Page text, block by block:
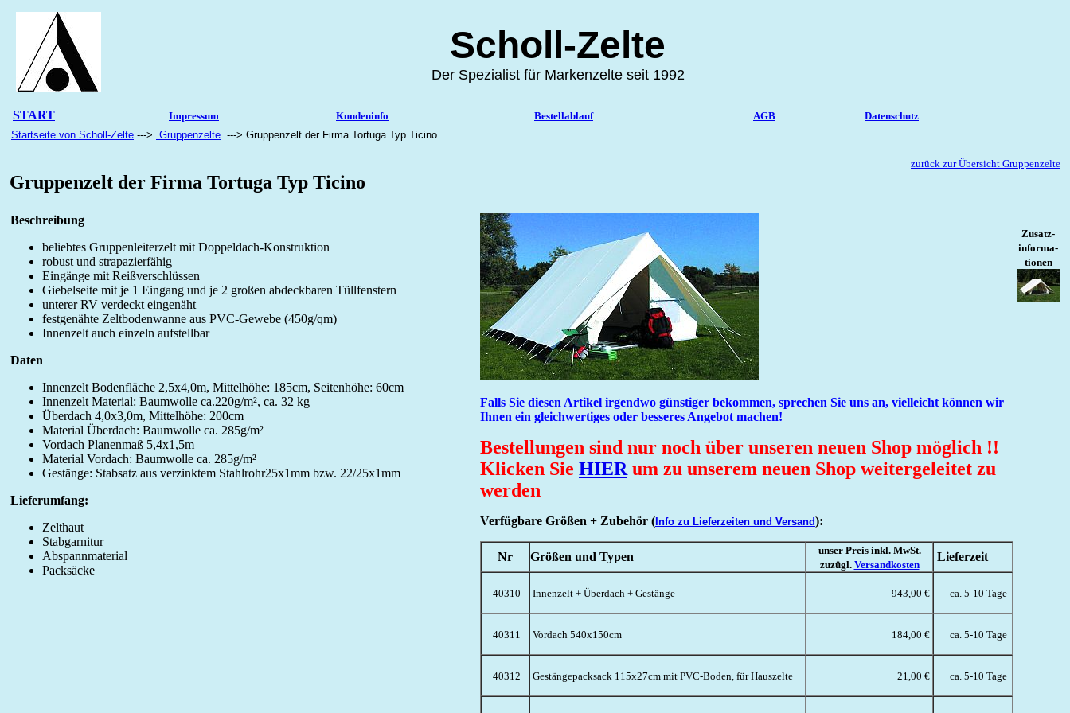
Scholl-Zelte
Der Spezialist für Markenzelte seit 1992
START Impressum Kundeninfo Bestellablauf AGB
Datenschutz
Startseite von Scholl-Zelte ---> Gruppenzelte ---> Gruppenzelt der Firma Tortuga Typ Ticino
Gruppenzelt der Firma Tortuga Typ Ticino
zurück zur Übersicht Gruppenzelte
Beschreibung
beliebtes Gruppenleiterzelt mit Doppeldach-Konstruktion
robust und strapazierfähig
Eingänge mit Reißverschlüssen
Giebelseite mit je 1 Eingang und je 2 großen abdeckbaren Tüllfenstern
unterer RV verdeckt eingenäht
festgenähte Zeltbodenwanne aus PVC-Gewebe (450g/qm)
Innenzelt auch einzeln aufstellbar
Daten
Innenzelt Bodenfläche 2,5x4,0m, Mittelhöhe: 185cm, Seitenhöhe: 60cm
Innenzelt Material: Baumwolle ca.220g/m², ca. 32 kg
Überdach 4,0x3,0m, Mittelhöhe: 200cm
Material Überdach: Baumwolle ca. 285g/m²
Vordach Planenmaß 5,4x1,5m
Material Vordach: Baumwolle ca. 285g/m²
Gestänge: Stabsatz aus verzinktem Stahlrohr25x1mm bzw. 22/25x1mm
Lieferumfang:
Zelthaut
Stabgarnitur
Abspannmaterial
Packsäcke
Falls Sie diesen Artikel irgendwo günstiger bekommen, sprechen Sie uns an, vielleicht können wir
Ihnen ein gleichwertiges oder besseres Angebot machen!
Bestellungen sind nur noch über unseren neuen Shop möglich !!
Klicken Sie HIER um zu unserem neuen Shop weitergeleitet zu
werden
Verfügbare Größen + Zubehör ( Info zu Lieferzeiten und Versand):
Nr Größen und Typen
unser Preis inkl. MwSt.
zuzügl. Versandkosten
Lieferzeit
40310 Innenzelt + Überdach + Gestänge 943,00 € ca. 5-10 Tage
40311 Vordach 540x150cm 184,00 € ca. 5-10 Tage
40312 Gestängepacksack 115x27cm mit PVC-Boden, für Hauszelte 21,00 € ca. 5-10 Tage
Zusatz-
informa-
tionen